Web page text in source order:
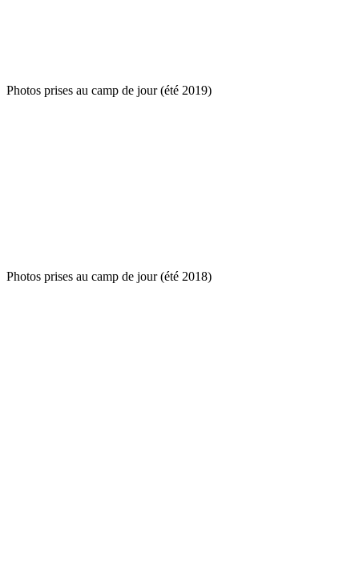
Photos prises au camp de jour (été 2019)
Photos prises au camp de jour (été 2018)